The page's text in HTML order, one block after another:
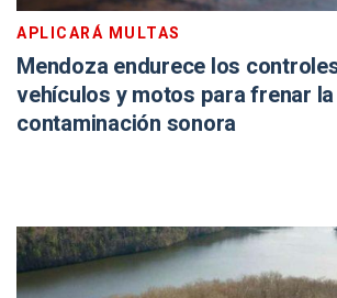
APLICARÁ MULTAS
Mendoza endurece los
vehículos y motos para frenar la
contaminación sonora